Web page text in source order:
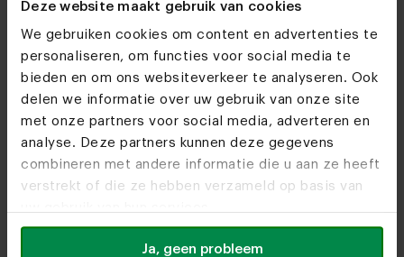
Deze website maakt gebruik van cookies
We gebruiken cookies om content en advertenties te
personaliseren, om functies voor social media te
bieden en om ons websiteverkeer te analyseren. Ook
delen we informatie over uw gebruik van onze site
met onze partners voor social media, adverteren en
analyse. Deze partners kunnen deze gegevens
combineren met andere informatie die u aan ze heeft
verstrekt of die ze hebben verzameld op basis van
Ja, geen probleem
samen
Woonwinkels